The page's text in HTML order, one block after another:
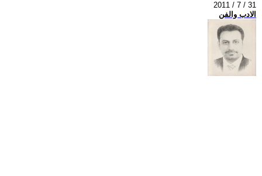
2011 / 7 / 31
الادب والفن